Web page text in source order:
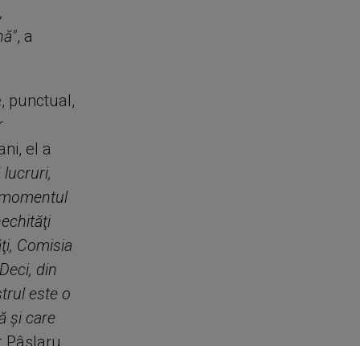
, a
punctual,
el a
lucruri,
Comisia
din
este o
şi care
Pâslaru.